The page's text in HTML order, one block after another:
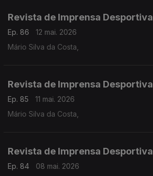
Revista de Imprensa Desportiva
Ep. 86
12 mai. 2026
Mário Silva da Costa,
Revista de Imprensa Desportiva
Ep. 85
11 mai. 2026
Mário Silva da Costa,
Revista de Imprensa Desportiva
Ep. 84
08 mai. 2026